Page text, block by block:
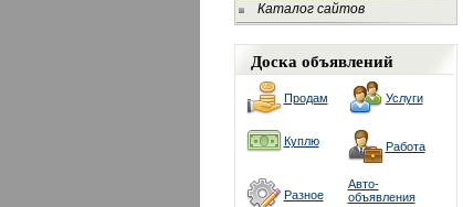
Каталог сайтов
Доска объявлений
Продам Услуги
Куплю Работа
Разное
Авто-
объявления